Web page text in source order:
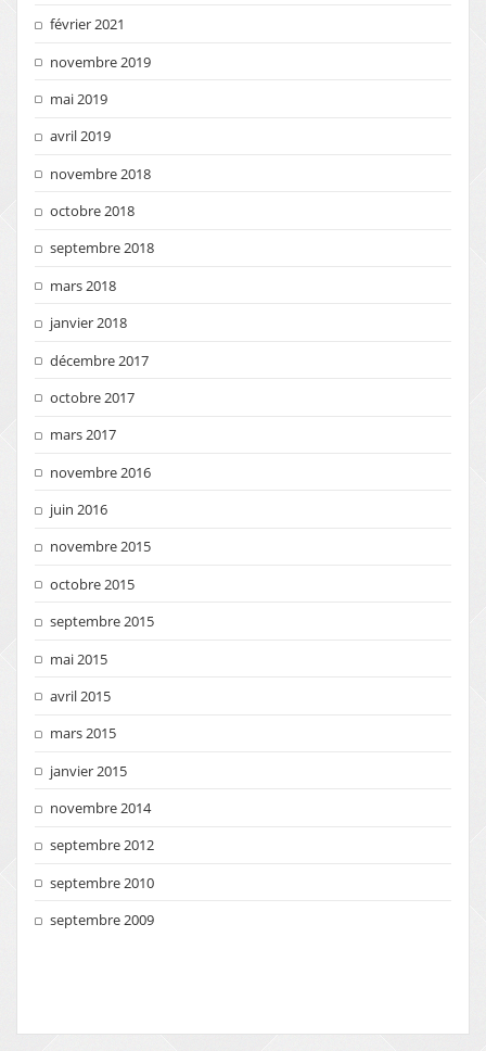
février 2021
novembre 2019
mai 2019
avril 2019
novembre 2018
octobre 2018
septembre 2018
mars 2018
janvier 2018
décembre 2017
octobre 2017
mars 2017
novembre 2016
juin 2016
novembre 2015
octobre 2015
septembre 2015
mai 2015
avril 2015
mars 2015
janvier 2015
novembre 2014
septembre 2012
septembre 2010
septembre 2009